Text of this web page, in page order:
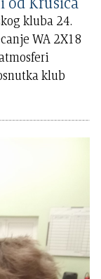
kluba 24.
WA 2X18
klub